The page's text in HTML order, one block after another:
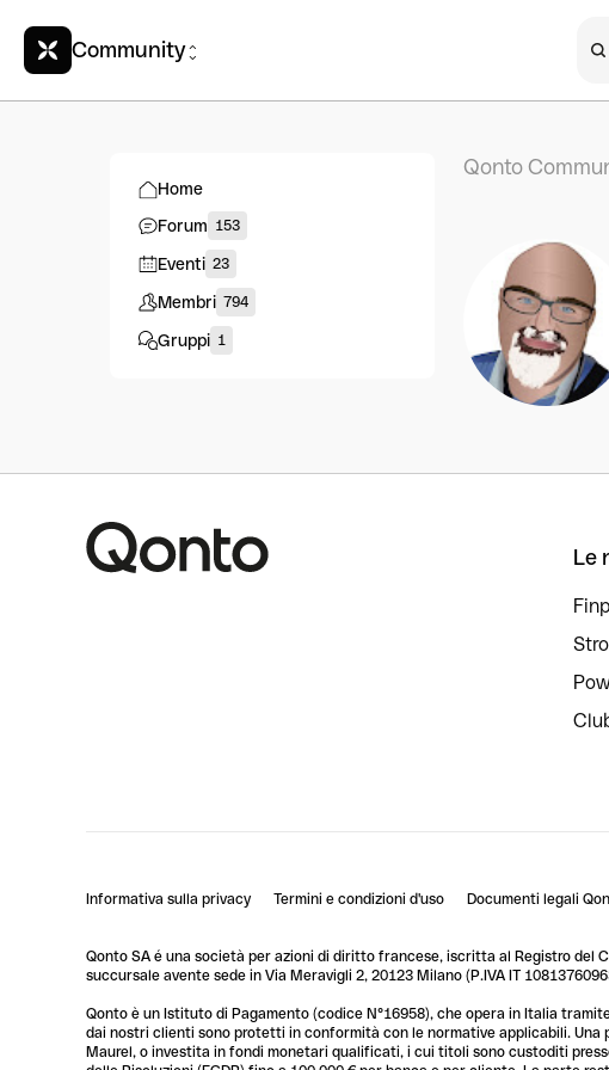
Community
Home
Forum 153
Eventi 23
Membri 794
Gruppi 1
Qonto
Le
Informativa sulla privacy Termini e condizioni d'uso Documenti legali
Qonto SA é una società per azioni di diritto francese, iscritta al Registro del
succursale avente sede in Via Meravigli 2, 20123 Milano (P.IVA IT
Qonto è un Istituto di Pagamento (codice N°16958), che opera in Italia
dai nostri clienti sono protetti in conformità con le normative applicabili.
Maurel, o investita in fondi monetari qualificati, i cui titoli sono custoditi